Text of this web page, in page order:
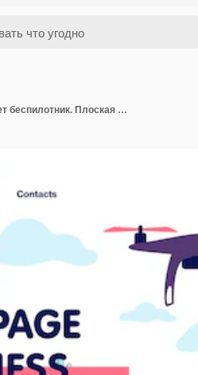
Человек с дистанционным управлением запускает беспилотник. Плоская векторная иллюстрация. Мультяшный персонаж мужского пола, управляющий дроном, летящим над полем. Современные технологии, видео, хобби, концепция робототехники для дизайна баннеров